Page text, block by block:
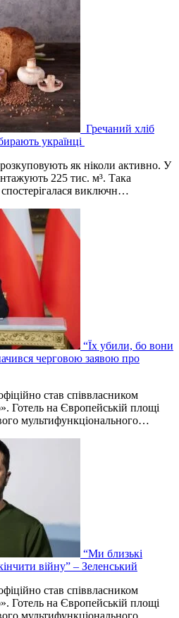
Гречаний хліб
українці
як ніколи активно. У
225 тис. м³. Така
виключн…
“Їх убили, бо вони
черговою заявою про
став співвласником
Готель на Європейській площі
мультифункціонального…
“Ми близькі
війну” – Зеленський
став співвласником
Готель на Європейській площі